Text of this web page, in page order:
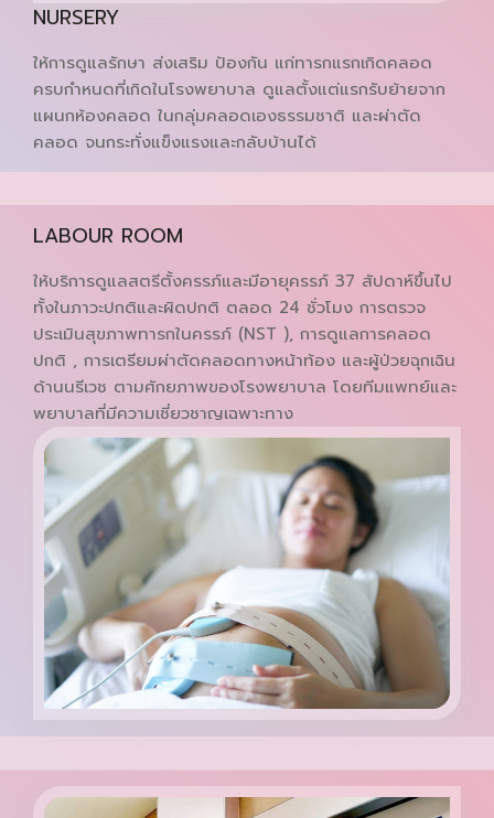
NURSERY
ให้การดูแลรักษา ส่งเสริม ป้องกัน แก่ทารกแรกเกิดคลอด
ครบกำหนดที่เกิดในโรงพยาบาล ดูแลตั้งแต่แรกรับย้ายจาก
แผนกห้องคลอด ในกลุ่มคลอดเองธรรมชาติ และผ่าตัด
คลอด จนกระทั่งแข็งแรงและกลับบ้านได้
LABOUR ROOM
ให้บริการดูแลสตรีตั้งครรภ์และมีอายุครรภ์ 37 สัปดาห์ขึ้นไป
ทั้งในภาวะปกติและผิดปกติ ตลอด 24 ชั่วโมง การตรวจ
ประเมินสุขภาพทารกในครรภ์ (NST ), การดูแลการคลอด
ปกติ , การเตรียมผ่าตัดคลอดทางหน้าท้อง และผู้ป่วยฉุกเฉิน
ด้านนรีเวช ตามศักยภาพของโรงพยาบาล โดยทีมแพทย์และ
พยาบาลที่มีความเชี่ยวชาญเฉพาะทาง